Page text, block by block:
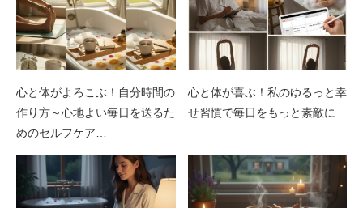
心と体がよろこぶ！自分時間の
作り方～心地よい毎日を送るた
めのセルフケア…
心と体が喜ぶ！私のゆるっと幸
せ習慣で毎日をもっと素敵に